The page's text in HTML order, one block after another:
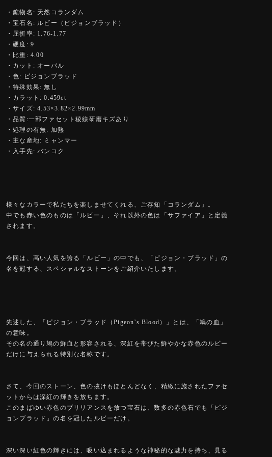
・鉱物名: 天然コランダム
・宝石名: ルビー（ピジョンブラッド）
・屈折率: 1.76-1.77
・硬度: 9
・比重: 4.00
・カット: オーバル
・色: ピジョンブラッド
・特殊効果: 無し
・カラット: 0.459ct
・サイズ: 4.53×3.82×2.99mm
・品質:一部ファセット稜線研磨キズあり
・処理の有無: 加熱
・主な産地: ミャンマー
・入手先: バンコク
様々なカラーで私たちを楽しませてくれる、ご存知「コランダム」。
中でも赤い色のものは「ルビー」、それ以外の色は「サファイア」と定義
されます。
今回は、高い人気を誇る「ルビー」の中でも、「ピジョン・ブラッド」の
名を冠する、スペシャルなストーンをご紹介いたします。
先述した、「ピジョン・ブラッド（Pigeon’s Blood）」とは、「鳩の血」
の意味。
その名の通り鳩の鮮血と形容される、深紅を帯びた鮮やかな赤色のルビー
だけに与えられる特別な名称です。
さて、今回のストーン、色の抜けもほとんどなく、精緻に施されたファセ
ットからは深紅の輝きを放ちます。
このまばゆい赤色のブリリアンスを放つ宝石は、数多の赤色石でも「ピジ
ョンブラッド」の名を冠したルビーだけ。
深い深い紅色の輝きには、吸い込まれるような神秘的な魅力を持ち、見る